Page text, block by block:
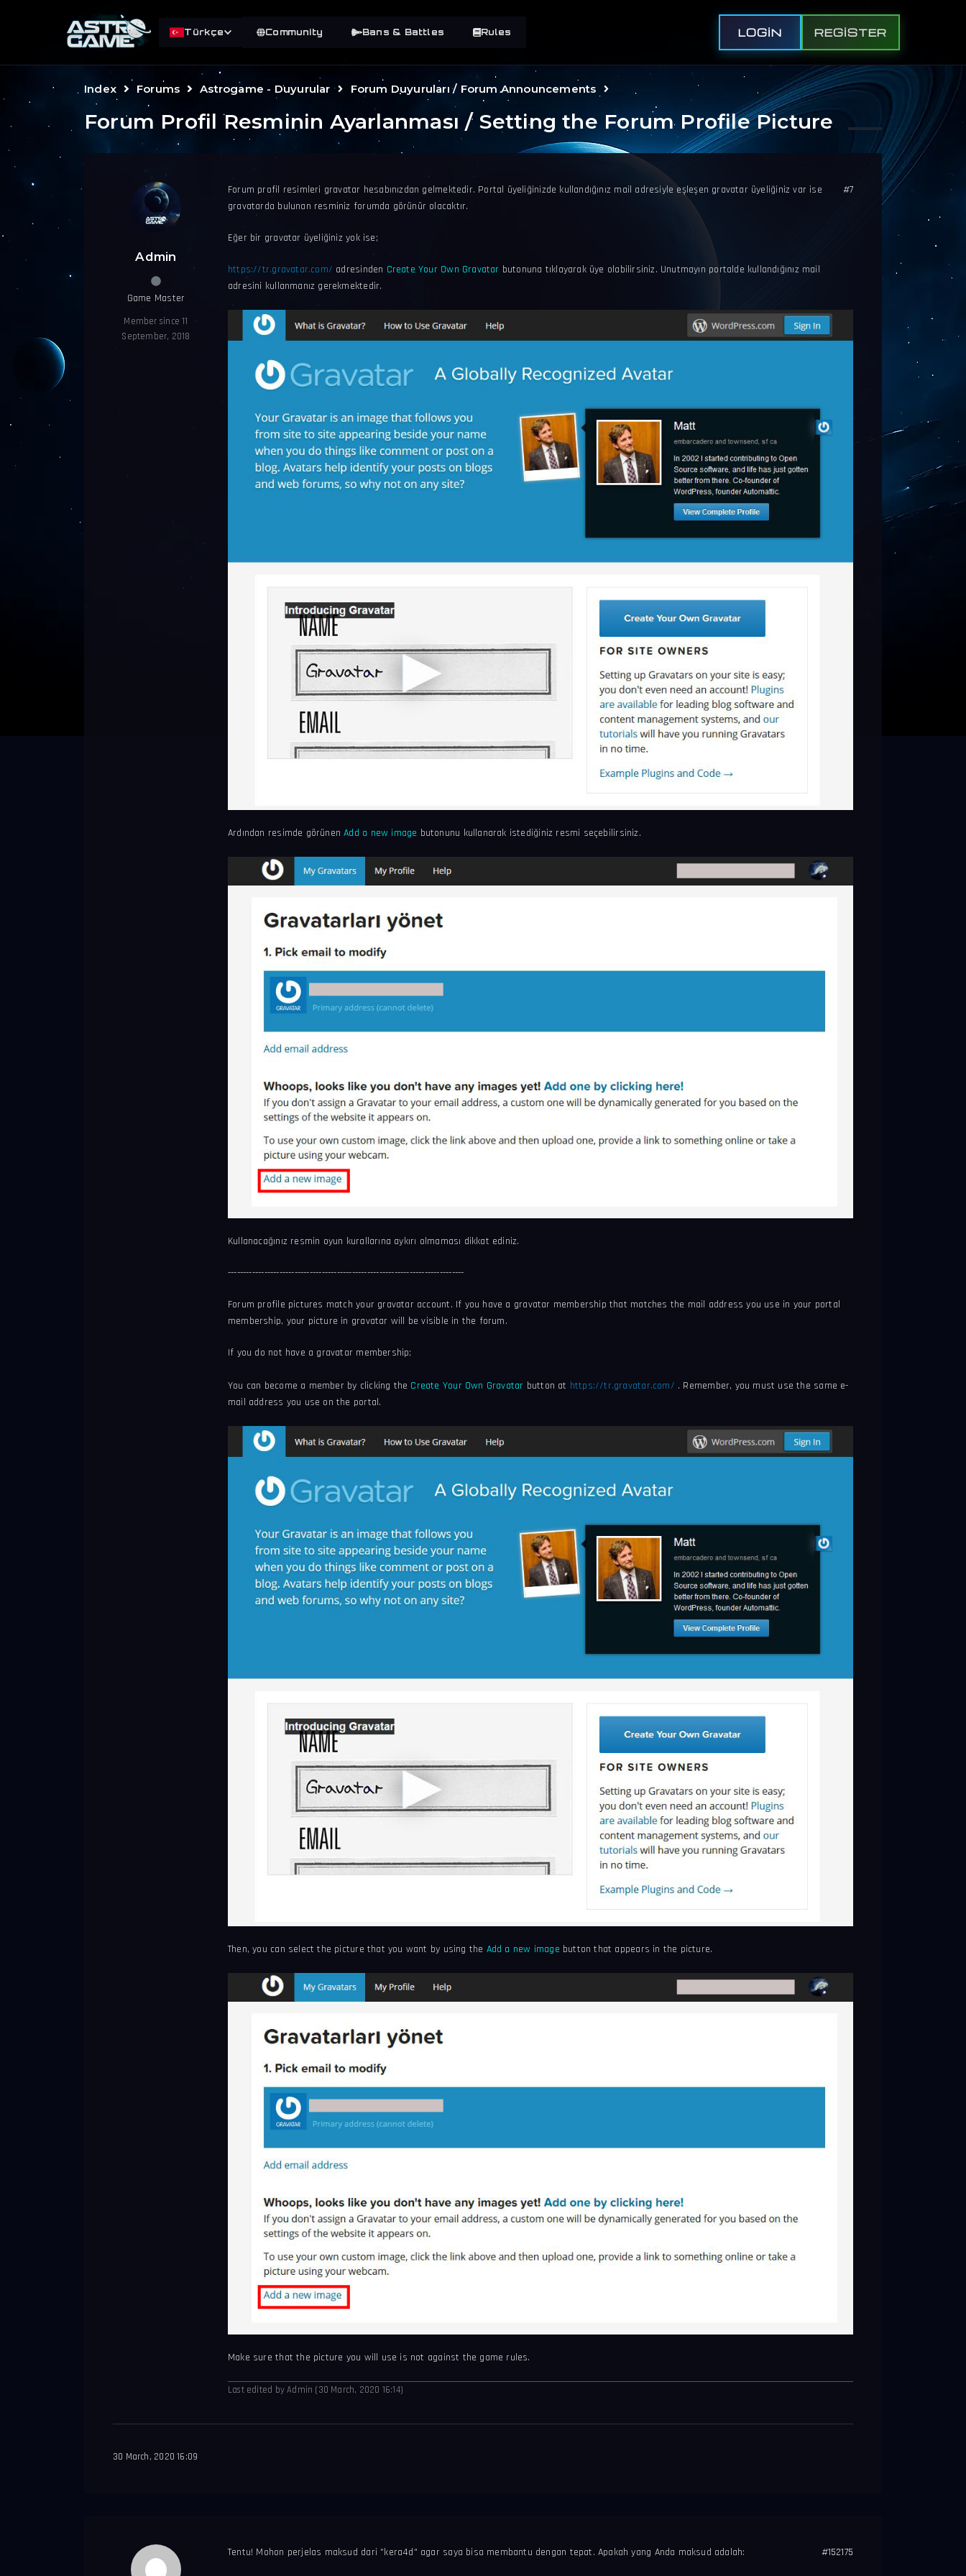
Türkçe Community Bans & Battles Rules LOGIN REGISTER
Index Forums Astrogame - Duyurular Forum Duyuruları / Forum Announcements
Forum Profil Resminin Ayarlanması / Setting the Forum Profile Picture
Admin
Game Master
Member since 11
September, 2018
#7
Forum profil resimleri gravatar hesabınızdan gelmektedir. Portal üyeliğinizde kullandığınız mail adresiyle eşleşen gravatar üyeliğiniz var ise
gravatarda bulunan resminiz forumda görünür olacaktır.
Eğer bir gravatar üyeliğiniz yok ise;
https://tr.gravatar.com/ adresinden Create Your Own Gravatar butonuna tıklayarak üye olabilirsiniz. Unutmayın portalde kullandığınız mail
adresini kullanmanız gerekmektedir.
Ardından resimde görünenAdd a new image butonunu kullanarak istediğiniz resmi seçebilirsiniz.
Kullanacağınız resmin oyun kurallarına aykırı olmaması dikkat ediniz.
------------------------------------------------------------------------------
Forum profile pictures match your gravatar account. If you have a gravatar membership that matches the mail address you use in your portal
membership, your picture in gravatar will be visible in the forum.
If you do not have a gravatar membership;
You can become a member by clicking the Create Your Own Gravatar button at https://tr.gravatar.com/ . Remember, you must use the same e-
mail address you use on the portal.
Then, you can select the picture that you want by using the Add a new imagebutton that appears in the picture.
Make sure that the picture you will use is not against the game rules.
Last edited by Admin (30 March, 2020 16:14)
30 March, 2020 16:09
#152175
Tentu! Mohon perjelas maksud dari "kera4d" agar saya bisa membantu dengan tepat. Apakah yang Anda maksud adalah: